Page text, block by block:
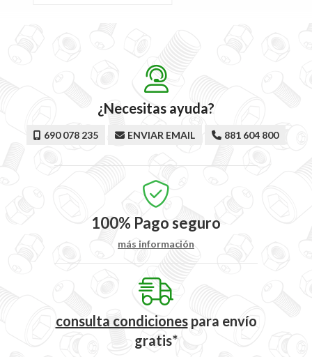
¿Necesitas ayuda?
690 078 235 ENVIAR EMAIL 881 604 800
100% Pago seguro
más información
consulta condicionespara envío
gratis*